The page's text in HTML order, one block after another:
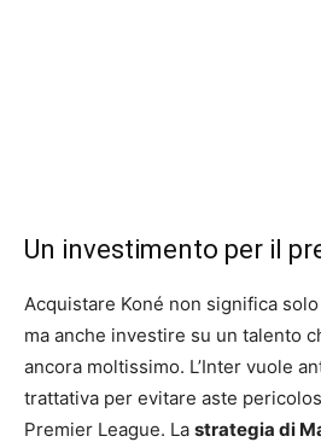
Un investimento per il
Acquistare Koné non significa
ma anche investire su un talento
ancora moltissimo. L’Inter vuole
trattativa per evitare aste
Premier League. La strategia di